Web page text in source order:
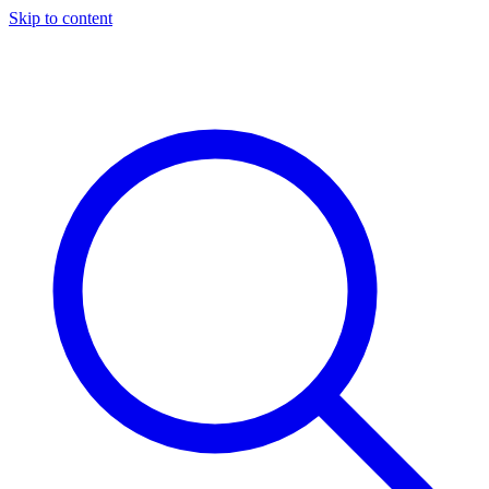
Skip to content